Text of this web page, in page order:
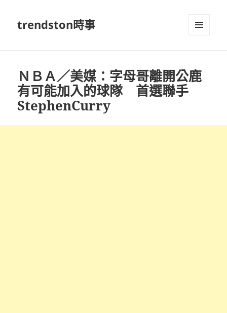
trendston時事
ＮＢＡ／美媒：字母哥離開公鹿
有可能加入的球隊 首選聯手
StephenCurry